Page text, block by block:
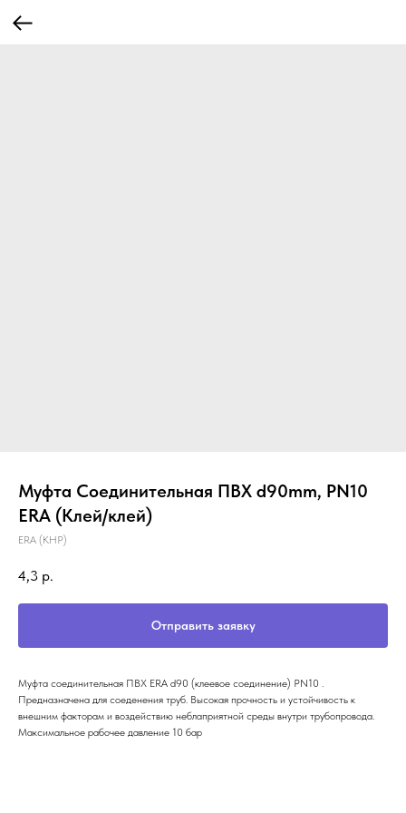
Муфта Соединительная ПВХ d90mm, PN10
ERA (Клей/клей)
ERA (КНР)
4,3 р.
Отправить заявку
Муфта соединительная ПВХ ERA d90 (клеевое соединение) PN10 .
Предназначена для соеденения труб. Высокая прочность и устойчивость к
внешним факторам и воздействию неблаприятной среды внутри трубопровода.
Максимальное рабочее давление 10 бар